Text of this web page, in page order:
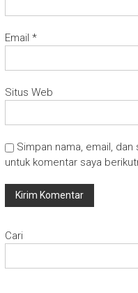
Email *
Situs Web
Simpan nama, email,
untuk komentar saya
Cari